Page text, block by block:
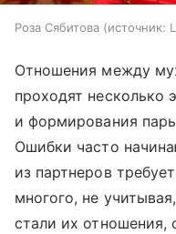
Роза Сябитова источник:
Отношения между
проходят несколько
и формирования
Ошибки часто
из партнеров
многого, не
стали их отношения,